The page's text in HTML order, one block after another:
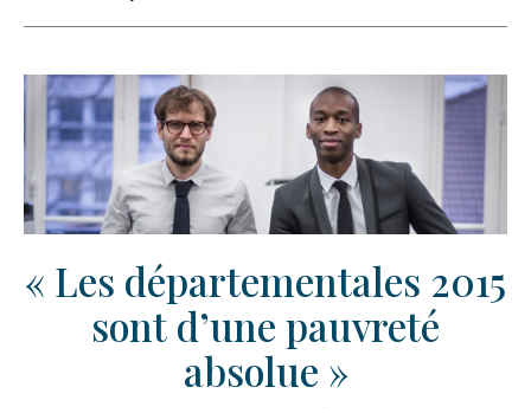
« Les départementales 2015
sont d’une pauvreté
absolue »